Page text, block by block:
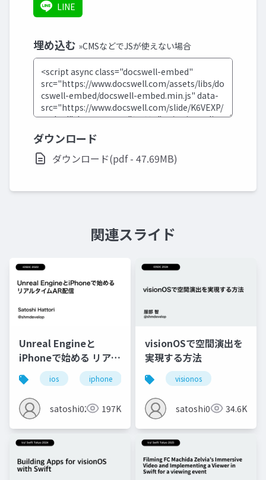
LINE
埋め込む »CMSなどでJSが使えない場合
ダウンロード
ダウンロード(pdf - 47.69MB)
関連スライド
Unreal Engineと
iPhoneで始める リアル
タイムAR配信
ios iphone swift unreal engine
satoshi0212 197K
visionOSで空間演出を
実現する方法
visionos
satoshi0212 34.6K